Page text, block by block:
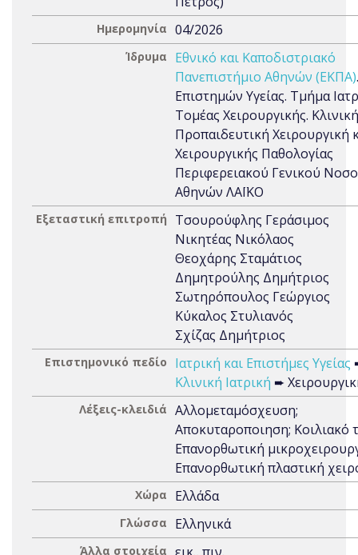
Ημερομηνία 04/2026
Ίδρυμα
Εθνικό και Καποδιστριακό
Πανεπιστήμιο Αθηνών (ΕΚΠΑ)
Επιστημών Υγείας. Τμήμα
Τομέας Χειρουργικής.
Προπαιδευτική Χειρουργική
Χειρουργικής Παθολογίας
Περιφερειακού Γενικού
Αθηνών ΛΑΪΚΟ
Εξεταστική επιτροπή
Τσουρούφλης Γεράσιμος
Νικητέας Νικόλαος
Θεοχάρης Σταμάτιος
Δημητρούλης Δημήτριος
Σωτηρόπουλος Γεώργιος
Κύκαλος Στυλιανός
Σχίζας Δημήτριος
Επιστημονικό πεδίο Ιατρική και Επιστήμες Υγείας
Κλινική Ιατρική ➨
Λέξεις-κλειδιά Αλλομεταμόσχευση;
Αποκυταροποιηση; Κοιλιακό
Επανορθωτική
Επανορθωτική πλαστική
Χώρα Ελλάδα
Γλώσσα Ελληνικά
Άλλα στοιχεία